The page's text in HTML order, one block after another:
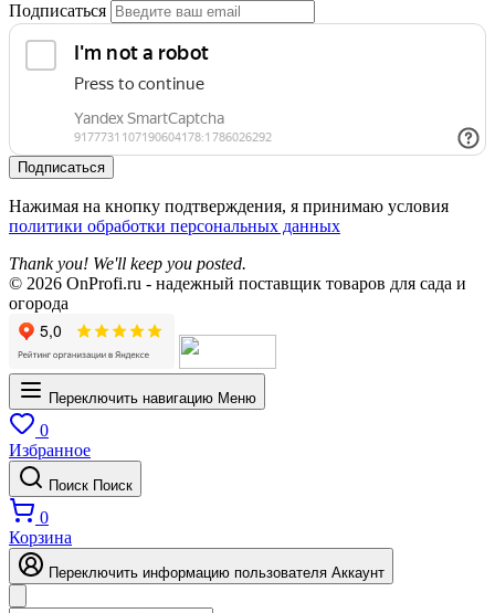
Подписаться
Подписаться
Нажимая на кнопку подтверждения, я принимаю условия
политики обработки персональных данных
Thank you! We'll keep you posted.
© 2026 OnProfi.ru - надежный поставщик товаров для сада и
огорода
Переключить навигацию Меню
0
Избранное
Поиск Поиск
0
Корзина
Переключить информацию пользователя Аккаунт